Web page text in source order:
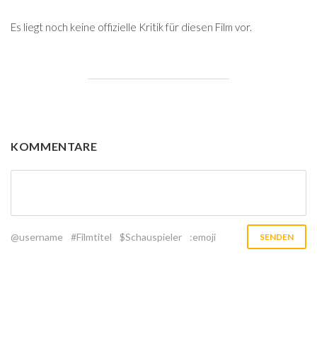
Es liegt noch keine offizielle Kritik für diesen Film vor.
KOMMENTARE
@username #Filmtitel $Schauspieler :emoji